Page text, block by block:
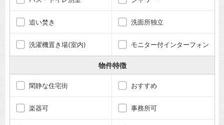
追い焚き 洗面所独立
洗濯機置き場(室内) モニター付インターフォン
物件特徴
閑静な住宅街 おすすめ
楽器可 事務所可